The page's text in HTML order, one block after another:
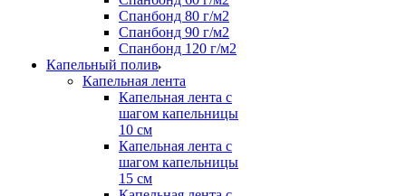
Спанбонд 80 г/м2
Спанбонд 90 г/м2
Спанбонд 120 г/м2
Капельный полив
Капельная лента
Капельная лента с
шагом капельницы
10 см
Капельная лента с
шагом капельницы
15 см